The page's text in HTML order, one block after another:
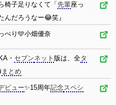
椅子足りなくて「 先輩座っ
んだろうなー😂笑』
ぺり🩵小畑優奈
・ セブンネット 版は、全タ
まとめ
ビュー✨15周年記念スペシ